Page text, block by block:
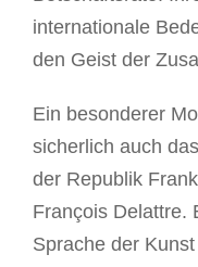
internationale
den Geist der
Ein besonderer
sicherlich auch
der Republik
François Delattre.
Sprache der